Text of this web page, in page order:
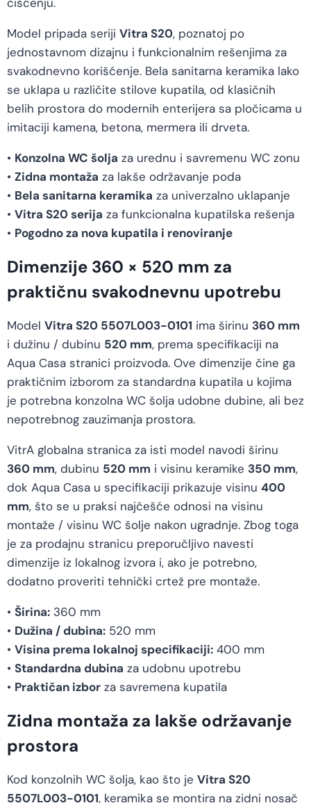
čišćenju.
Model pripada seriji Vitra S20, poznatoj po
jednostavnom dizajnu i funkcionalnim rešenjima za
svakodnevno korišćenje. Bela sanitarna keramika lako
se uklapa u različite stilove kupatila, od klasičnih
belih prostora do modernih enterijera sa pločicama u
imitaciji kamena, betona, mermera ili drveta.
• Konzolna WC šolja za urednu i savremenu WC zonu
• Zidna montaža za lakše održavanje poda
• Bela sanitarna keramika za univerzalno uklapanje
• Vitra S20 serija za funkcionalna kupatilska rešenja
• Pogodno za nova kupatila i renoviranje
Dimenzije 360 × 520 mm za
praktičnu svakodnevnu upotrebu
Model Vitra S20 5507L003-0101 ima širinu 360 mm
i dužinu / dubinu 520 mm, prema specifikaciji na
Aqua Casa stranici proizvoda. Ove dimenzije čine ga
praktičnim izborom za standardna kupatila u kojima
je potrebna konzolna WC šolja udobne dubine, ali bez
nepotrebnog zauzimanja prostora.
VitrA globalna stranica za isti model navodi širinu
360 mm, dubinu 520 mm i visinu keramike 350 mm,
dok Aqua Casa u specifikaciji prikazuje visinu 400
mm, što se u praksi najčešće odnosi na visinu
montaže / visinu WC šolje nakon ugradnje. Zbog toga
je za prodajnu stranicu preporučljivo navesti
dimenzije iz lokalnog izvora i, ako je potrebno,
dodatno proveriti tehnički crtež pre montaže.
• Širina: 360 mm
• Dužina / dubina: 520 mm
• Visina prema lokalnoj specifikaciji: 400 mm
• Standardna dubina za udobnu upotrebu
• Praktičan izbor za savremena kupatila
Zidna montaža za lakše održavanje
prostora
Kod konzolnih WC šolja, kao što je Vitra S20
5507L003-0101, keramika se montira na zidni nosač